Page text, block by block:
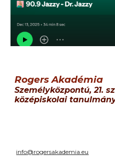
Rogers Akadémia
Személyközpontú, 21.
középiskolai
info@rogersakademia.eu